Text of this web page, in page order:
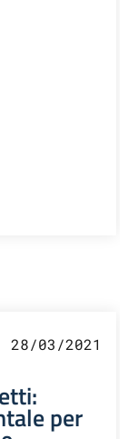
28/03/2021
per